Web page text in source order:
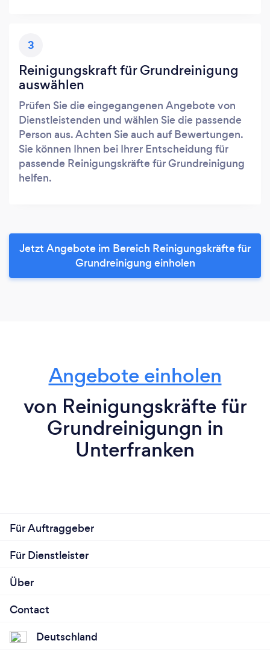
3
Reinigungskraft für Grundreinigung
auswählen
Prüfen Sie die eingegangenen Angebote von
Dienstleistenden und wählen Sie die passende
Person aus. Achten Sie auch auf Bewertungen.
Sie können Ihnen bei Ihrer Entscheidung für
passende Reinigungskräfte für Grundreinigung
helfen.
Jetzt Angebote im Bereich Reinigungskräfte für
Grundreinigung einholen
Angebote einholen
von Reinigungskräfte für
Grundreinigungn in
Unterfranken
Für Auftraggeber
Für Dienstleister
Über
Contact
Deutschland